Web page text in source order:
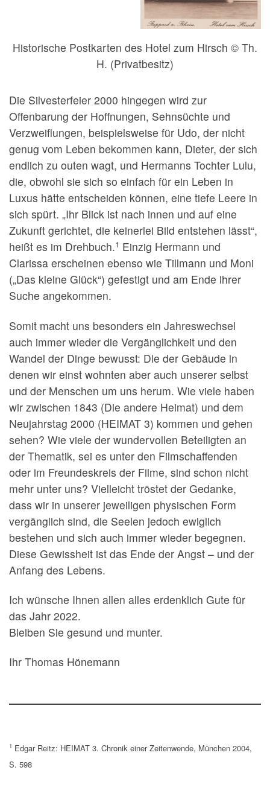
Historische Postkarten des Hotel zum Hirsch © Th.
H. (Privatbesitz)
Die Silvesterfeier 2000 hingegen wird zur
Offenbarung der Hoffnungen, Sehnsüchte und
Verzweiflungen, beispielsweise für Udo, der nicht
genug vom Leben bekommen kann, Dieter, der sich
endlich zu outen wagt, und Hermanns Tochter Lulu,
die, obwohl sie sich so einfach für ein Leben in
Luxus hätte entscheiden können, eine tiefe Leere in
sich spürt. „Ihr Blick ist nach innen und auf eine
Zukunft gerichtet, die keinerlei Bild entstehen lässt“,
heißt es im Drehbuch.1 Einzig Hermann und
Clarissa erscheinen ebenso wie Tillmann und Moni
(„Das kleine Glück“) gefestigt und am Ende ihrer
Suche angekommen.
Somit macht uns besonders ein Jahreswechsel
auch immer wieder die Vergänglichkeit und den
Wandel der Dinge bewusst: Die der Gebäude in
denen wir einst wohnten aber auch unserer selbst
und der Menschen um uns herum. Wie viele haben
wir zwischen 1843 (Die andere Heimat) und dem
Neujahrstag 2000 (HEIMAT 3) kommen und gehen
sehen? Wie viele der wundervollen Beteiligten an
der Thematik, sei es unter den Filmschaffenden
oder im Freundeskreis der Filme, sind schon nicht
mehr unter uns? Vielleicht tröstet der Gedanke,
dass wir in unserer jeweiligen physischen Form
vergänglich sind, die Seelen jedoch ewiglich
bestehen und sich auch immer wieder begegnen.
Diese Gewissheit ist das Ende der Angst – und der
Anfang des Lebens.
Ich wünsche Ihnen allen alles erdenklich Gute für
das Jahr 2022.
Bleiben Sie gesund und munter.
Ihr Thomas Hönemann
1 Edgar Reitz: HEIMAT 3. Chronik einer Zeitenwende, München 2004,
S. 598